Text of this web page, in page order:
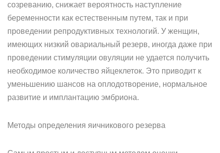
созреванию, снижает вероятность наступление
беременности как естественным путем, так и при
проведении репродуктивных технологий. У женщин,
имеющих низкий овариальный резерв, иногда даже при
проведении стимуляции овуляции не удается получить
необходимое количество яйцеклеток. Это приводит к
уменьшению шансов на оплодотворение, нормальное
развитие и имплантацию эмбриона.
Методы определения яичникового резерва